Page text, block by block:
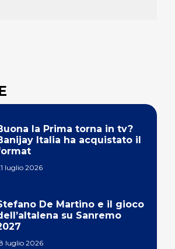
la Prima torna in tv?
Italia ha acquistato il
luglio 2026
De Martino e il gioco
su Sanremo
luglio 2026